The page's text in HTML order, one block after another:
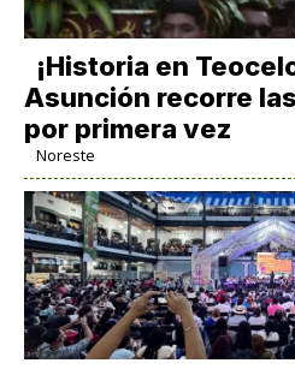
​¡Historia en
Asunción recorre
por primera vez
Noreste